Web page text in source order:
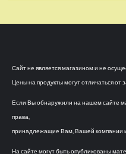
Сайт не является магазином и не
Цены на продукты могут отличаться от
Если Вы обнаружили на нашем сайте
права,
принадлежащие Вам, Вашей компании
На сайте могут быть опубликованы